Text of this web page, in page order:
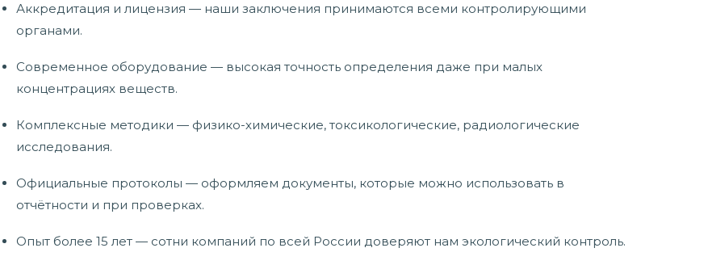
Аккредитация и лицензия — наши заключения принимаются всеми контролирующими
органами.
Современное оборудование — высокая точность определения даже при малых
концентрациях веществ.
Комплексные методики — физико-химические, токсикологические, радиологические
исследования.
Официальные протоколы — оформляем документы, которые можно использовать в
отчётности и при проверках.
Опыт более 15 лет — сотни компаний по всей России доверяют нам экологический контроль.